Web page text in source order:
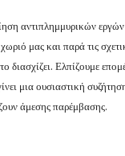
αντιπλημμυρικών
μας και παρά τις
Ελπίζουμε
μια ουσιαστική
άμεσης παρέμβασης.